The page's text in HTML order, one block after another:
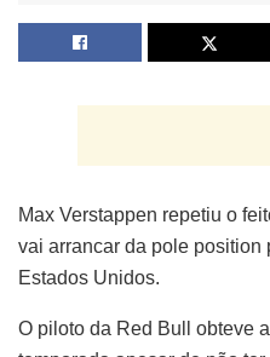
Max Verstappen repetiu o
vai arrancar da pole position
Estados Unidos.
O piloto da Red Bull obteve